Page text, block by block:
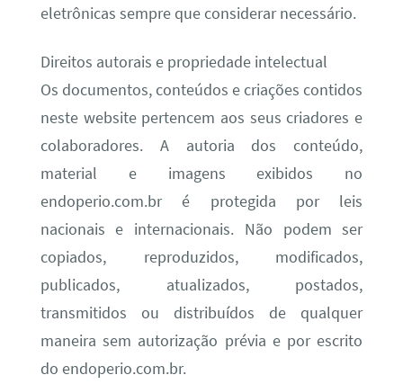
eletrônicas sempre que considerar necessário.
Direitos autorais e propriedade intelectual
Os documentos, conteúdos e criações contidos
neste website pertencem aos seus criadores e
colaboradores. A autoria dos conteúdo,
material e imagens exibidos no
endoperio.com.br é protegida por leis
nacionais e internacionais. Não podem ser
copiados, reproduzidos, modificados,
publicados, atualizados, postados,
transmitidos ou distribuídos de qualquer
maneira sem autorização prévia e por escrito
do endoperio.com.br.